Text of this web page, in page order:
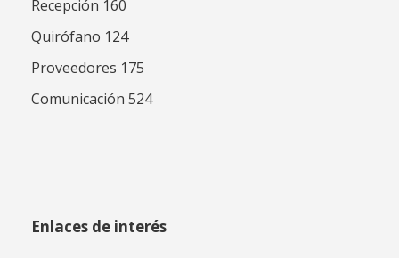
Recepción 160
Quirófano 124
Proveedores 175
Comunicación 524
Enlaces de interés